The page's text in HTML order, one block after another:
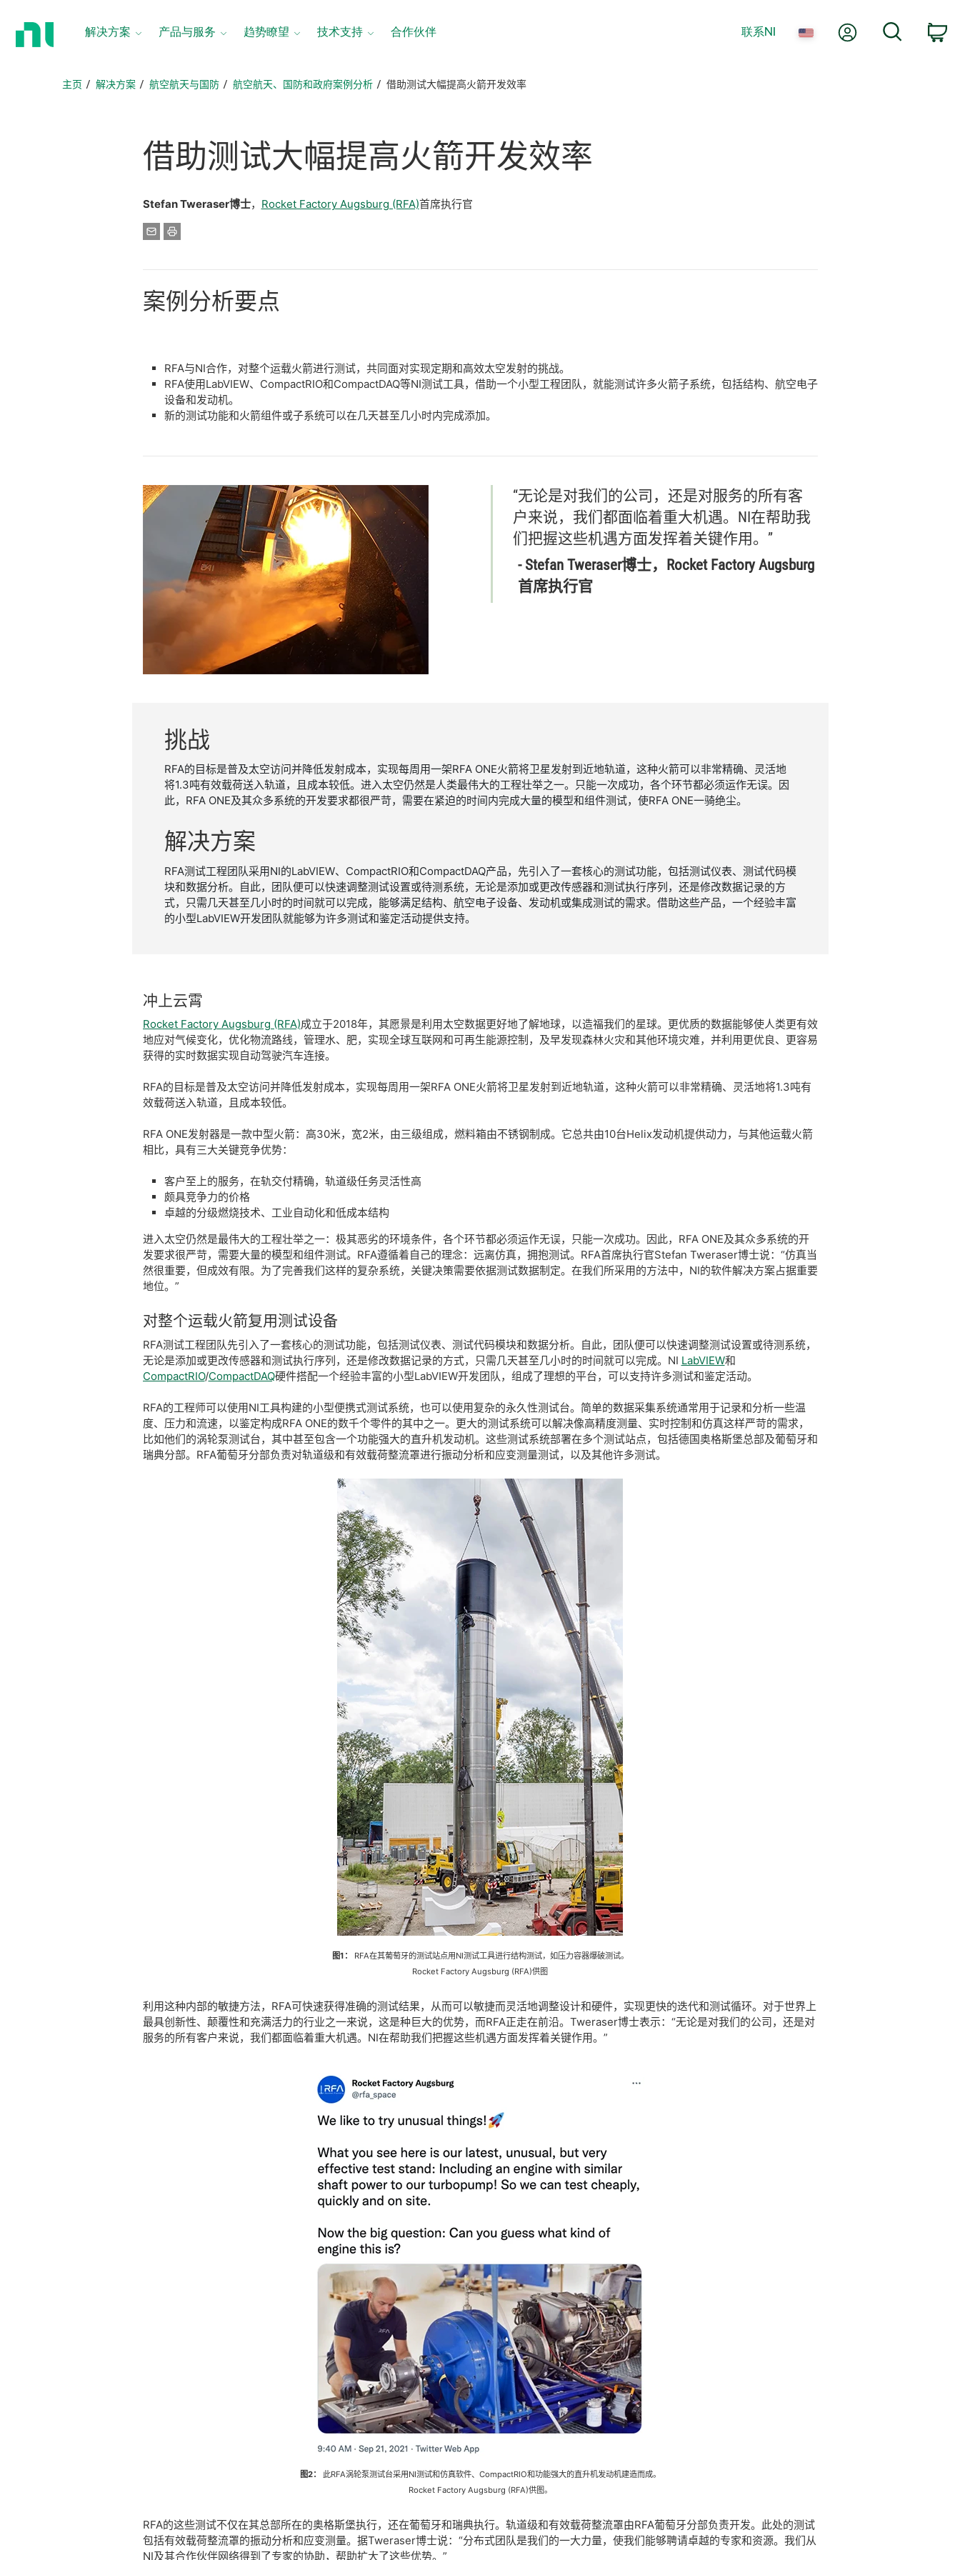
解决方案 产品与服务 趋势瞭望 技术支持 合作伙伴 联系NI 我的账户
主页 解决方案 航空航天与国防 航空航天、国防和政府案例分析 借助测试大幅提高火箭开发效率
借助测试大幅提高火箭开发效率
Stefan Tweraser博士， Rocket Factory Augsburg (RFA)首席执行官
案例 分析要点
RFA与NI合作，对整个运载火箭进行测试，共同面对实现定期和高效太空发射的挑战。
RFA使用LabVIEW、CompactRIO和CompactDAQ等NI测试工具，借助一个小型工程团队，就能测试许多火箭子系统，包括结构、航空电子
设备和发动机。
新的测试功能和火箭组件或子系统可以在几天甚至几小时内完成添加。
“无论是对我们的公司， 还是对服务的所有客
户来说， 我们都面临着重大机遇。 NI在帮助我
们把握这些机遇方面发挥着关键作用。”
- Stefan Tweraser博士， Rocket Factory Augsburg
首席执行官
挑战
RFA的目标是普及太空访问并降低发射成本，实现每周用一架RFA ONE火箭将卫星发射到近地轨道，这种火箭可以非常精确、灵活地
将1.3吨有效载荷送入轨道，且成本较低。进入太空仍然是人类最伟大的工程壮举之一。只能一次成功，各个环节都必须运作无误。因
此，RFA ONE及其众多系统的开发要求都很严苛，需要在紧迫的时间内完成大量的模型和组件测试，使RFA ONE一骑绝尘。
解决方案
RFA测试工程团队采用NI的LabVIEW、CompactRIO和CompactDAQ产品，先引入了一套核心的测试功能，包括测试仪表、测试代码模
块和数据分析。自此，团队便可以快速调整测试设置或待测系统，无论是添加或更改传感器和测试执行序列，还是修改数据记录的方
式，只需几天甚至几小时的时间就可以完成，能够满足结构、航空电子设备、发动机或集成测试的需求。借助这些产品，一个经验丰富
的小型LabVIEW开发团队就能够为许多测试和鉴定活动提供支持。
​冲 上云霄
Rocket Factory Augsburg (RFA)成立于2018年，其愿景是利用太空数据更好地了解地球，以造福我们的星球。更优质的数据能够使人类更有效
地应对气候变化，优化物流路线，管理水、肥，实现全球互联网和可再生能源控制，及早发现森林火灾和其他环境灾难，并利用更优良、更容易
获得的实时数据实现自动驾驶汽车连接。
RFA的目标是普及太空访问并降低发射成本，实现每周用一架RFA ONE火箭将卫星发射到近地轨道，这种火箭可以非常精确、灵活地将1.3吨有
效载荷送入轨道，且成本较低。
RFA ONE发射器是一款中型火箭：高30米，宽2米，由三级组成，燃料箱由不锈钢制成。它总共由10台Helix发动机提供动力，与其他运载火箭
相比，具有三大关键竞争优势：
客户至上的服务，在轨交付精确，轨道级任务灵活性高
颇具竞争力的价格
卓越的分级燃烧技术、工业自动化和低成本结构
进入太空仍然是最伟大的工程壮举之一：极其恶劣的环境条件，各个环节都必须运作无误，只能一次成功。因此，RFA ONE及其众多系统的开
发要求很严苛，需要大量的模型和组件测试。RFA遵循着自己的理念：远离仿真，拥抱测试。RFA首席执行官Stefan Tweraser博士说：“仿真当
然很重要，但成效有限。为了完善我们这样的复杂系统，关键决策需要依据测试数据制定。在我们所采用的方法中，NI的软件解决方案占据重要
地位。”
对整个运载火箭复用 测试设备
RFA测试工程团队先引入了一套核心的测试功能，包括测试仪表、测试代码模块和数据分析。自此，团队便可以快速调整测试设置或待测系统，
无论是添加或更改传感器和测试执行序列，还是修改数据记录的方式，只需几天甚至几小时的时间就可以完成。NI LabVIEW和
CompactRIO/CompactDAQ硬件搭配一个经验丰富的小型LabVIEW开发团队，组成了理想的平台，可以支持许多测试和鉴定活动。
RFA的工程师可以使用NI工具构建的小型便携式测试系统，也可以使用复杂的永久性测试台。简单的数据采集系统通常用于记录和分析一些温
度、压力和流速，以鉴定构成RFA ONE的数千个零件的其中之一。更大的测试系统可以解决像高精度测量、实时控制和仿真这样严苛的需求，
比如他们的涡轮泵测试台，其中甚至包含一个功能强大的直升机发动机。这些测试系统部署在多个测试站点，包括德国奥格斯堡总部及葡萄牙和
瑞典分部。RFA葡萄牙分部负责对轨道级和有效载荷整流罩进行振动分析和应变测量测试，以及其他许多测试。
图1：
RFA在其葡萄牙的测试站点用NI测试工具进行结构测试，如压力容器爆破测试。
Rocket Factory Augsburg (RFA)供图
利用这种内部的敏捷方法，RFA可快速获得准确的测试结果，从而可以敏捷而灵活地调整设计和硬件，实现更快的迭代和测试循环。对于世界上
最具创新性、颠覆性和充满活力的行业之一来说，这是种巨大的优势，而RFA正走在前沿。Tweraser博士表示：“无论是对我们的公司，还是对
服务的所有客户来说，我们都面临着重大机遇。NI在帮助我们把握这些机遇方面发挥着关键作用。”
图2：
此RFA涡轮泵测试台采用NI测试和仿真软件、CompactRIO和功能强大的直升机发动机建造而成。
Rocket Factory Augsburg (RFA)供图。
RFA的这些测试不仅在其总部所在的奥格斯堡执行，还在葡萄牙和瑞典执行。轨道级和有效载荷整流罩由RFA葡萄牙分部负责开发。此处的测试
包括有效载荷整流罩的振动分析和应变测量。据Tweraser博士说：“分布式团队是我们的一大力量，使我们能够聘请卓越的专家和资源。我们从
NI及其合作伙伴网络得到了专家的协助，帮助扩大了这些优势。”